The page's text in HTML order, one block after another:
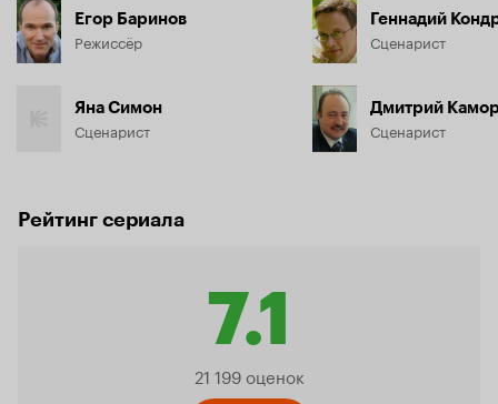
Егор Баринов
Режиссёр
Яна Симон
Сценарист
Геннадий
Сценарист
Дмитрий
Сценарист
Рейтинг сериала
7.1
21 199 оценок